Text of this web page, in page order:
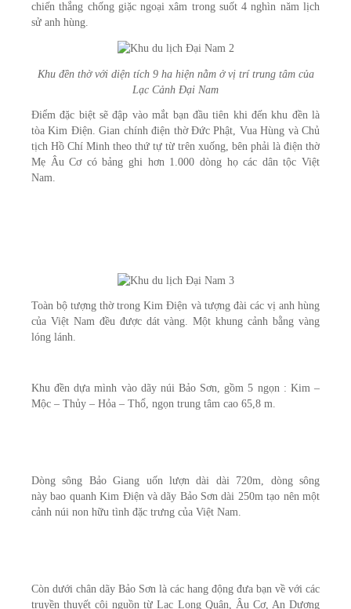
chiến thắng chống giặc ngoại xâm trong suốt 4 nghìn năm lịch
sử anh hùng.
Khu đền thờ với diện tích 9 ha hiện nằm ở vị trí trung tâm của
Lạc Cảnh Đại Nam
Điểm đặc biệt sẽ đập vào mắt bạn đầu tiên khi đến khu đền là
tòa Kim Điện. Gian chính điện thờ Đức Phật, Vua Hùng và Chủ
tịch Hồ Chí Minh theo thứ tự từ trên xuống, bên phải là điện thờ
Mẹ Âu Cơ có bảng ghi hơn 1.000 dòng họ các dân tộc Việt
Nam.
Toàn bộ tượng thờ trong Kim Điện và tượng đài các vị anh hùng
của Việt Nam đều được dát vàng. Một khung cảnh bằng vàng
lóng lánh.
Khu đền dựa mình vào dãy núi Bảo Sơn, gồm 5 ngọn : Kim –
Mộc – Thủy – Hỏa – Thổ, ngọn trung tâm cao 65,8 m.
Dòng sông Bảo Giang uốn lượn dài dài 720m, dòng sông
này bao quanh Kim Điện và dãy Bảo Sơndài 250mtạo nên một
cảnh núi non hữu tình đặc trưng của Việt Nam.
Còn dưới chân dãy Bảo Sơn là các hang động đưa bạn về với các
truyền thuyết cội nguồn từ Lạc Long Quân, Âu Cơ, An Dương